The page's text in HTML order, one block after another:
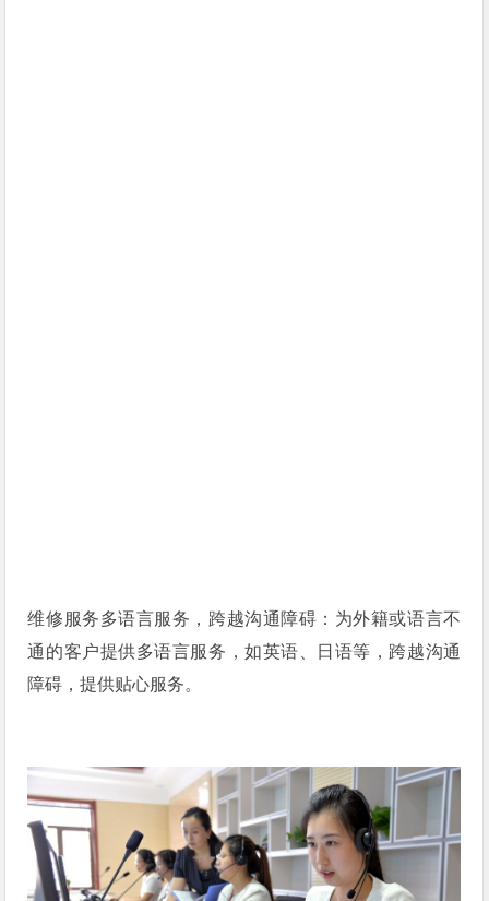
维修服务多语言服务，跨越沟通障碍：为外籍或语言不
通的客户提供多语言服务，如英语、日语等，跨越沟通
障碍，提供贴心服务。